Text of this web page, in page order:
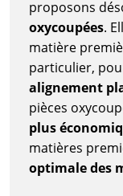
proposons
oxycoupées.
matière
particulier,
alignement
pièces
plus
matières
optimale des